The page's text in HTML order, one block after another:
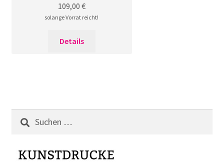
109,00 €
solange Vorrat reicht!
Details
Suchen
nach: